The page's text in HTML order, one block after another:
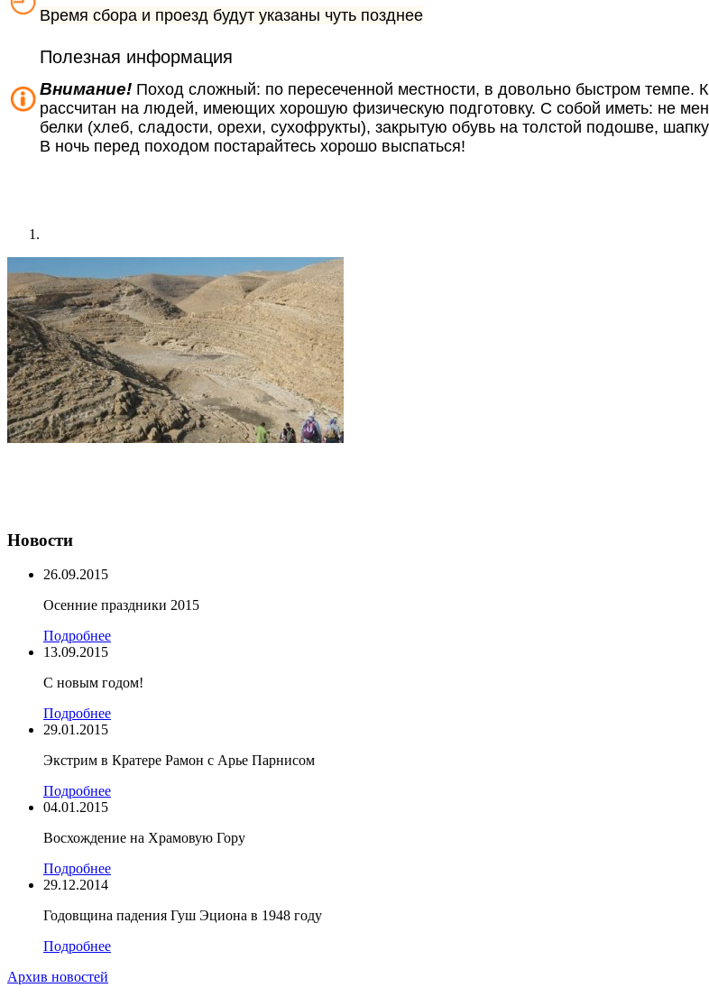
Время сбора и проезд будут указаны чуть позднее
Полезная информация
Внимание! Поход сложный: по пересеченной местности, в довольно быстром темпе.
рассчитан на людей, имеющих хорошую физическую подготовку. С собой иметь: не
белки (хлеб, сладости, орехи, сухофрукты), закрытую обувь на толстой подошве,
В ночь перед походом постарайтесь хорошо выспаться!
Новости
26.09.2015
Осенние праздники 2015
Подробнее
13.09.2015
С новым годом!
Подробнее
29.01.2015
Экстрим в Кратере Рамон c Арье Парнисом
Подробнее
04.01.2015
Восхождение на Храмовую Гору
Подробнее
29.12.2014
Годовщина падения Гуш Эциона в 1948 году
Подробнее
Архив новостей